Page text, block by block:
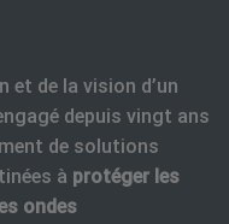
et de la vision d’un
depuis vingt ans
de solutions
à protéger les
ondes